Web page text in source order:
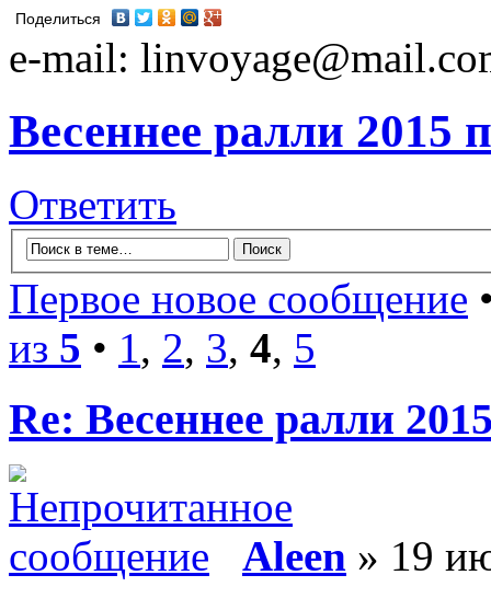
Поделиться
e-mail:
Весеннее ралли 2015
Ответить
Первое новое сообщение
из 5 • 1, 2, 3, 4, 5
Re: Весеннее ралли
Aleen » 19